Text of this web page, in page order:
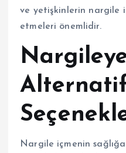
ve yetişkinlerin nargile
etmeleri önemlidir.
Alternatif
Nargile içmenin